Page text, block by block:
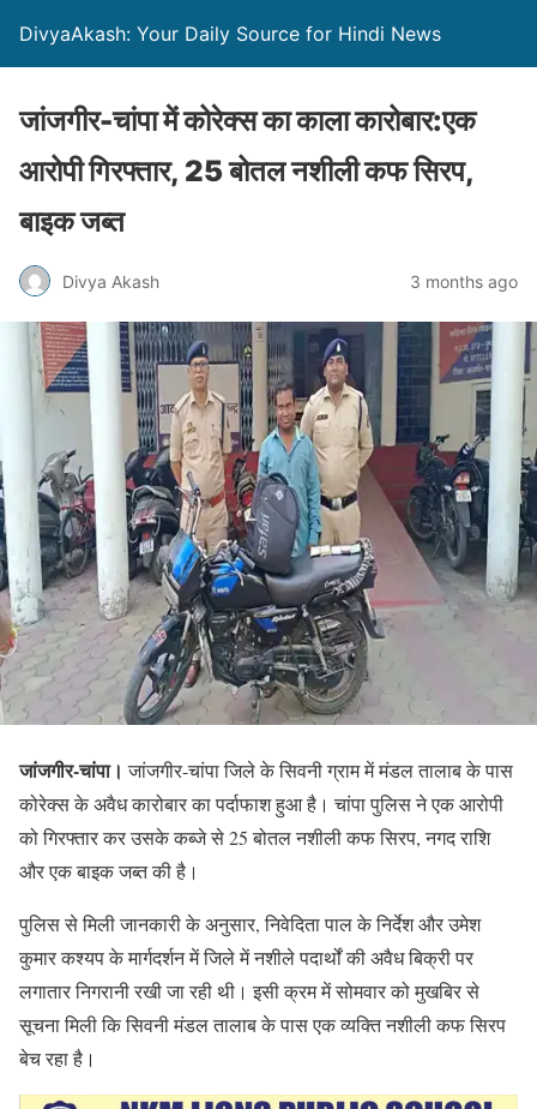
DivyaAkash: Your Daily Source for Hindi News
जांजगीर-चांपा में कोरेक्स का काला कारोबार:एक
आरोपी गिरफ्तार, 25 बोतल नशीली कफ सिरप,
बाइक जब्त
Divya Akash 3 months ago
जांजगीर-चांपा।जांजगीर-चांपा जिले के सिवनी ग्राम में मंडल तालाब के पास
कोरेक्स के अवैध कारोबार का पर्दाफाश हुआ है। चांपा पुलिस ने एक आरोपी
को गिरफ्तार कर उसके कब्जे से 25 बोतल नशीली कफ सिरप, नगद राशि
और एक बाइक जब्त की है।
पुलिस से मिली जानकारी के अनुसार, निवेदिता पाल के निर्देश और उमेश
कुमार कश्यप के मार्गदर्शन में जिले में नशीले पदार्थों की अवैध बिक्री पर
लगातार निगरानी रखी जा रही थी। इसी क्रम में सोमवार को मुखबिर से
सूचना मिली कि सिवनी मंडल तालाब के पास एक व्यक्ति नशीली कफ सिरप
बेच रहा है।